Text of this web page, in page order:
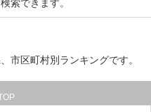
索できます。
市区町村別ランキングです。